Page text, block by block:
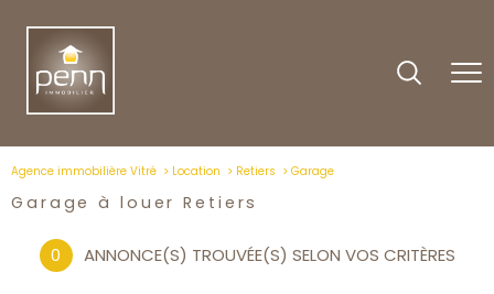
Agence immobilière Vitré Location Retiers Garage
Garage à louer Retiers
0 ANNONCE(S) TROUVÉE(S) SELON VOS CRITÈRES